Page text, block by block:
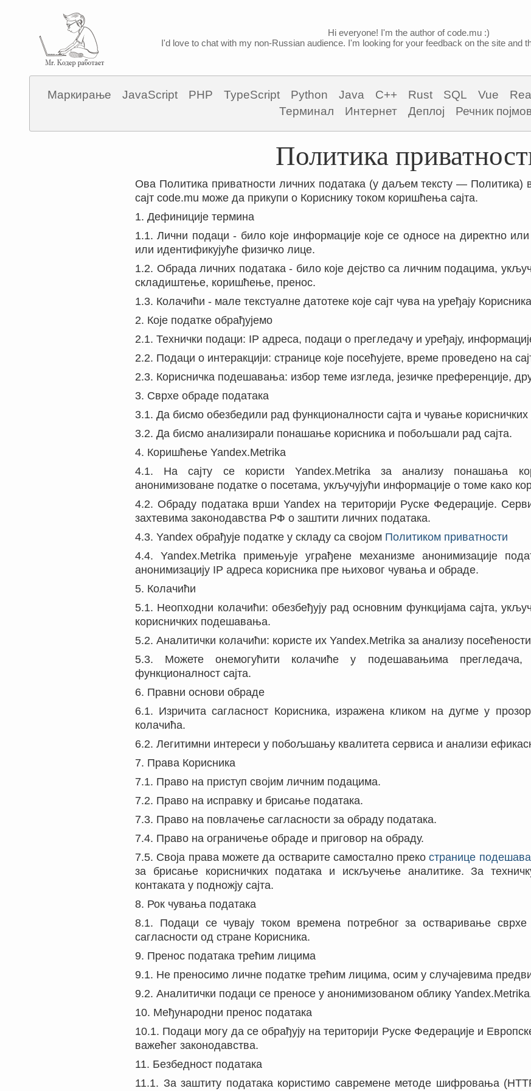
Hi everyone! I'm the author of code.mu :)
I'd love to chat with my non-Russian audience. I'm looking for your feedback on the site and
Маркирање JavaScript PHP TypeScript Python Java C++ Rust SQL Vue
Терминал
Интернет Деплој Речник
Политика
Ова Политика приватности личних података (у даљем тексту — Политика)
сајт code.mu може да прикупи о Кориснику током коришћења сајта.
1. Дефиниције термина
1.1. Лични подаци - било које информације које се односе на директно
или идентификујуће физичко лице.
1.2. Обрада личних података - било које дејство са личним подацима,
складиштење, коришћење, пренос.
1.3. Колачићи - мале текстуалне датотеке које сајт чува на уређају
2. Које податке обрађујемо
2.1. Технички подаци: IP адреса, подаци о прегледачу и уређају,
2.2. Подаци о интеракцији: странице које посећујете, време проведено на
2.3. Корисничка подешавања: избор теме изгледа, језичке преференције,
3. Сврхе обраде података
3.1. Да бисмо обезбедили рад функционалности сајта и чување
3.2. Да бисмо анализирали понашање корисника и побољшали рад сајта.
4. Коришћење Yandex.Metrika
4.1. На сајту се користи Yandex.Metrika за анализу понашања
анонимизоване податке о посетама, укључујући информације о томе како
4.2. Обраду података врши Yandex на територији Руске Федерације.
захтевима законодавства РФ о заштити личних података.
4.3. Yandex обрађује податке у складу са својом Политиком приватности
4.4. Yandex.Metrika примењује уграђене механизме анонимизације
анонимизацију IP адреса корисника пре њиховог чувања и обраде.
5. Колачићи
5.1. Неопходни колачићи: обезбеђују рад основним функцијама сајта,
корисничких подешавања.
5.2. Аналитички колачићи: користе их Yandex.Metrika за анализу
5.3. Можете онемогућити колачиће у подешавањима
функционалност сајта.
6. Правни основи обраде
6.1. Изричита сагласност Корисника, изражена кликом на дугме у
колачића.
6.2. Легитимни интереси у побољшању квалитета сервиса и анализи
7. Права Корисника
7.1. Право на приступ својим личним подацима.
7.2. Право на исправку и брисање података.
7.3. Право на повлачење сагласности за обраду података.
7.4. Право на ограничење обраде и приговор на обраду.
7.5. Своја права можете да остварите самостално прекостранице
за брисање корисничких података и искључење аналитике. За
контаката у подножју сајта.
8. Рок чувања података
8.1. Подаци се чувају током времена потребног за остваривање
сагласности од стране Корисника.
9. Пренос података трећим лицима
9.1. Не преносимо личне податке трећим лицима, осим у случајевима
9.2. Аналитички подаци се преносе у анонимизованом облику
10. Међународни пренос података
10.1. Подаци могу да се обрађују на територији Руске Федерације и
важећег законодавства.
11. Безбедност података
11.1. За заштиту података користимо савремене методе шифровања